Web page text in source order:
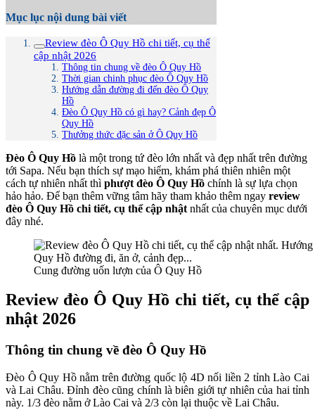
Mục lục nội dung bài viết
Review đèo Ô Quy Hồ chi tiết, cụ thể
cập nhật 2026
Thông tin chung về đèo Ô Quy Hồ
Thời gian chinh phục đèo Ô Quy Hồ
Hướng dẫn đường đi đến đèo Ô Quy
Hồ
Đèo Ô Quy Hồ có gì hay? Cảnh đẹp Ô
Quy Hồ
Thưởng thức đặc sản ở Ô Quy Hồ
Đèo Ô Quy Hồ là một trong tứ đèo lớn nhất và đẹp nhất trên đường
tới Sapa. Nếu bạn thích sự mạo hiểm, khám phá thiên nhiên một
cách tự nhiên nhất thì phượt đèo Ô Quy Hồ chính là sự lựa chọn
hảo hảo. Để bạn thêm vững tâm hãy tham khảo thêm ngay review
đèo Ô Quy Hồ chi tiết, cụ thể cập nhật nhất của chuyên mục dưới
đây nhé.
Cung đường uốn lượn của Ô Quy Hồ
Review đèo Ô Quy Hồ chi tiết, cụ thể cập
nhật 2026
Thông tin chung về đèo Ô Quy Hồ
Đèo Ô Quy Hồ nằm trên đường quốc lộ 4D nối liền 2 tỉnh Lào Cai
và Lai Châu. Đỉnh đèo cũng chính là biên giới tự nhiên của hai tỉnh
này. 1/3 đèo nằm ở Lào Cai và 2/3 còn lại thuộc về Lai Châu.